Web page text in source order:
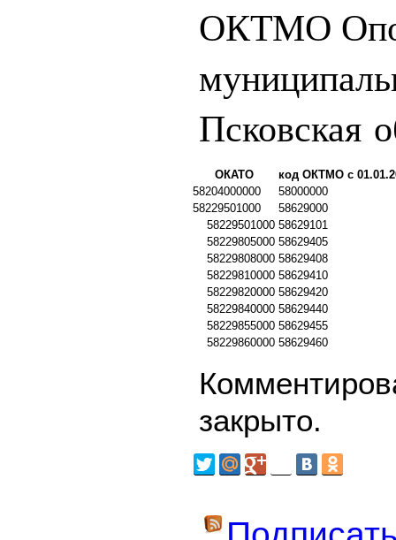
ОКТМО
Псковская
ОКАТО
код ОКТМО с
58204000000
58000000
58229501000
58629000
58229501000 58629101
58229805000 58629405
58229808000 58629408
58229810000 58629410
58229820000 58629420
58229840000 58629440
58229855000 58629455
58229860000 58629460
закрыто.